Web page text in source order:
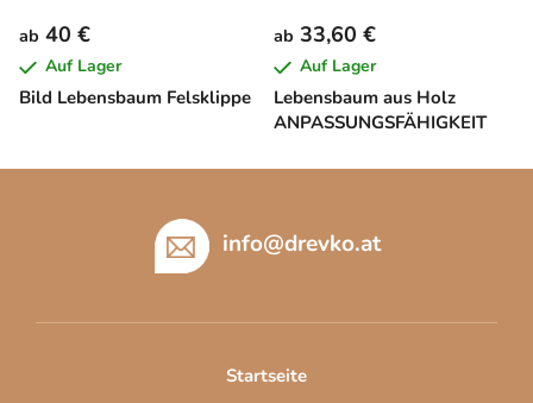
Bild Lebensbaum Felsklippe
ab 40 €
Auf Lager
Lebensbaum aus Holz
ANPASSUNGSFÄHIGKEIT
ab 33,60 €
Auf Lager
info@drevko.at
Startseite